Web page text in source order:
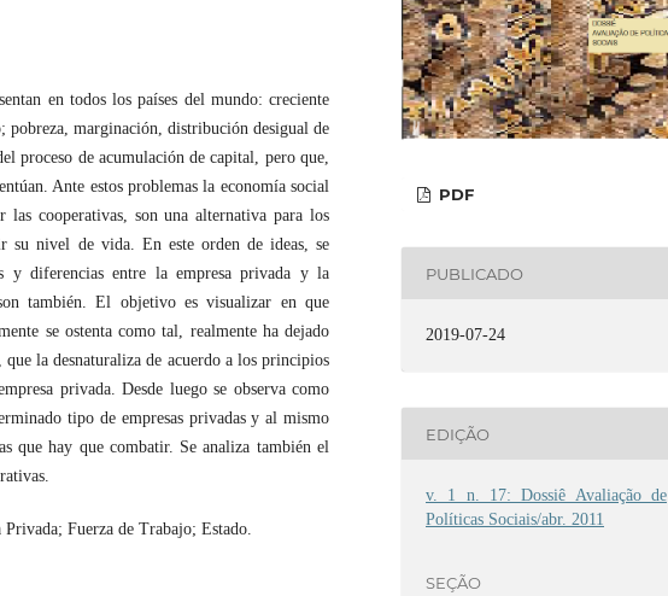
en todos los países del mundo: creciente
pobreza, marginación, distribución desigual de
proceso de acumulación de capital, pero que,
Ante estos problemas la economía social
cooperativas, son una alternativa para los
su nivel de vida. En este orden de ideas, se
y diferencias entre la empresa privada y la
también. El objetivo es visualizar en que
se ostenta como tal, realmente ha dejado
la desnaturaliza de acuerdo a los principios
privada. Desde luego se observa como
tipo de empresas privadas y al mismo
que hay que combatir. Se analiza también el
Fuerza de Trabajo; Estado.
PDF
PUBLICADO
2019-07-24
EDIÇÃO
v. 1 n. 17: Dossiê Avaliação de
Políticas Sociais/abr. 2011
SEÇÃO